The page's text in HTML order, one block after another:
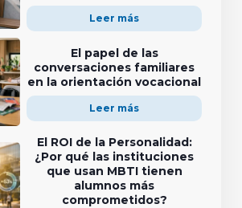
Leer más
El papel de las
conversaciones familiares
en la orientación vocacional
Leer más
El ROI de la Personalidad:
¿Por qué las instituciones
que usan MBTI tienen
alumnos más
comprometidos?